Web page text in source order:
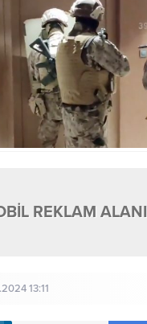
REKLAM ALANI
13:11